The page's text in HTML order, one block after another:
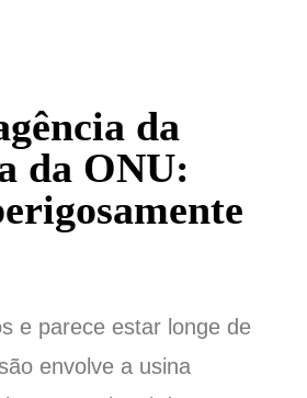
da
da ONU:
e parece estar longe de
envolve a usina